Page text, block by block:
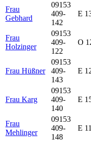
Frau
Gebhard
09153
409-
142
E
Frau
Holzinger
09153
409-
122
O
Frau Hüßner
09153
409-
143
E
Frau Karg
09153
409-
140
E
Frau
Mehlinger
09153
409-
148
E 11